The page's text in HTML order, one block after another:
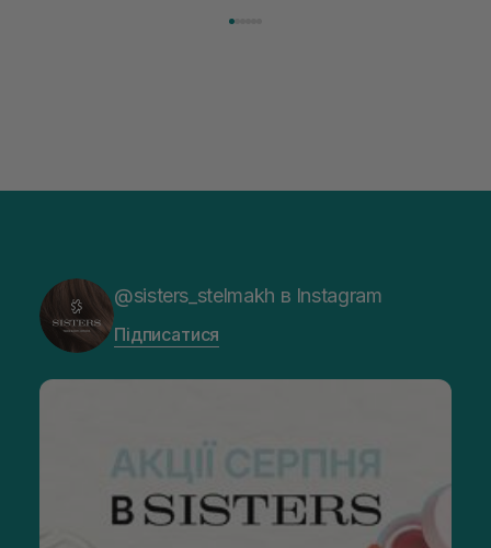
@sisters_stelmakh в Instagram
Підписатися